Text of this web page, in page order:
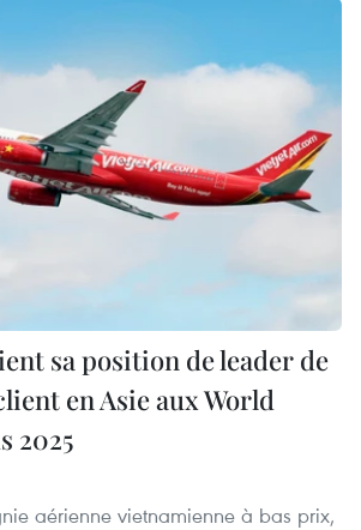
sa position de leader de
en Asie aux World
2025
aérienne vietnamienne à bas prix,